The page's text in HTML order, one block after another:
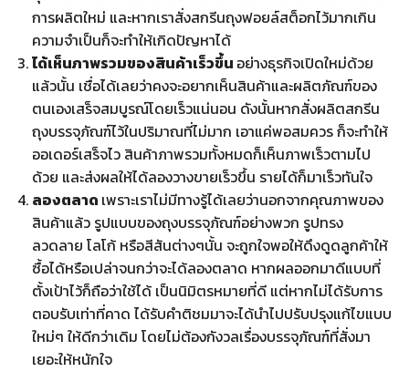
การผลิตใหม่ และหากเราสั่งสกรีนถุงฟอยล์สต็อกไว้มากเกิน
ความจำเป็นก็จะทำให้เกิดปัญหาได้
ได้เห็นภาพรวมของสินค้าเร็วขึ้น อย่างธุรกิจเปิดใหม่ด้วย
แล้วนั้น เชื่อได้เลยว่าคงจะอยากเห็นสินค้าและผลิตภัณฑ์ของ
ตนเองเสร็จสมบูรณ์โดยเร็วแน่นอน ดังนั้นหากสั่งผลิตสกรีน
ถุงบรรจุภัณฑ์ไว้ในปริมาณที่ไม่มาก เอาแค่พอสมควร ก็จะทำให้
ออเดอร์เสร็จไว สินค้าภาพรวมทั้งหมดก็เห็นภาพเร็วตามไป
ด้วย และส่งผลให้ได้ลองวางขายเร็วขึ้น รายได้ก็มาเร็วทันใจ
ลองตลาด เพราะเราไม่มีทางรู้ได้เลยว่านอกจากคุณภาพของ
สินค้าแล้ว รูปแบบของถุงบรรจุภัณฑ์อย่างพวก รูปทรง
ลวดลาย โลโก้ หรือสีสันต่างๆนั้น จะถูกใจพอให้ดึงดูดลูกค้าให้
ซื้อได้หรือเปล่าจนกว่าจะได้ลองตลาด หากผลออกมาดีแบบที่
ตั้งเป้าไว้ก็ถือว่าใช้ได้ เป็นนิมิตรหมายที่ดี แต่หากไม่ได้รับการ
ตอบรับเท่าที่คาด ได้รับคำติชมมาจะได้นำไปปรับปรุงแก้ไขแบบ
ใหม่ๆ ให้ดีกว่าเดิม โดยไม่ต้องกังวลเรื่องบรรจุภัณฑ์ที่สั่งมา
เยอะให้หนักใจ